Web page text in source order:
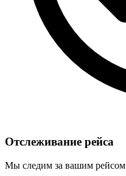
Отслеживание рейса
Мы следим за вашим рейсом